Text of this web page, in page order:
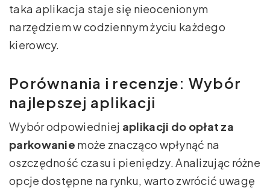
taka aplikacja staje się nieocenionym
narzędziem w codziennym życiu każdego
kierowcy.
Porównania i recenzje: Wybór
najlepszej aplikacji
Wybór odpowiedniej aplikacji do opłat za
parkowanie może znacząco wpłynąć na
oszczędność czasu i pieniędzy. Analizując różne
opcje dostępne na rynku, warto zwrócić uwagę